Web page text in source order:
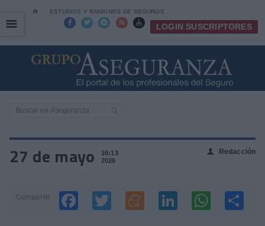
⌂ ESTUDIOS Y RANKINGS DE SEGUROS
     LOGIN SUSCRIPTORES
☰
☰
27 de mayo
16:13
2026
👤 Redacción